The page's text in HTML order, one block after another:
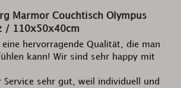
Marmor Couchtisch Olympus
/ 110x50x40cm
eine hervorragende Qualität, die man
kann! Wir sind sehr happy mit
Service sehr gut, weil individuell und